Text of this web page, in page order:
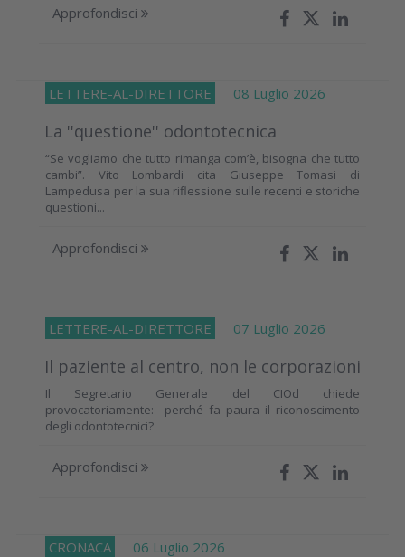
Approfondisci
LETTERE-AL-DIRETTORE 08 Luglio 2026
La ''questione'' odontotecnica
“Se vogliamo che tutto rimanga com’è, bisogna che tutto
cambi”. Vito Lombardi cita Giuseppe Tomasi di
Lampedusa per la sua riflessione sulle recenti e storiche
questioni...
Approfondisci
LETTERE-AL-DIRETTORE 07 Luglio 2026
Il paziente al centro, non le corporazioni
Il Segretario Generale del CIOd chiede
provocatoriamente: perché fa paura il riconoscimento
degli odontotecnici?
Approfondisci
CRONACA 06 Luglio 2026